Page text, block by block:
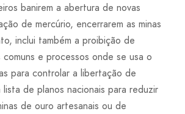
banirem a abertura de novas
de mercúrio, encerrarem as minas
inclui também a proibição de
e processos onde se usa o
para controlar a libertação de
lista de planos nacionais para reduzir
de ouro artesanais ou de